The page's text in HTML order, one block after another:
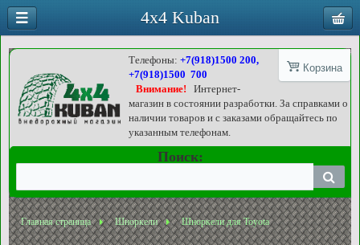
Корзина
Телефоны:+7(918)1500 200,
+7(918)1500 700
Внимание!
Интернет-
магазин в состоянии разработки. За справками о
наличии товаров и с заказами обращайтесь по
указанным телефонам.
Поиск:
Главная страница Шноркели Шноркели для Toyota
4x4 Kuban